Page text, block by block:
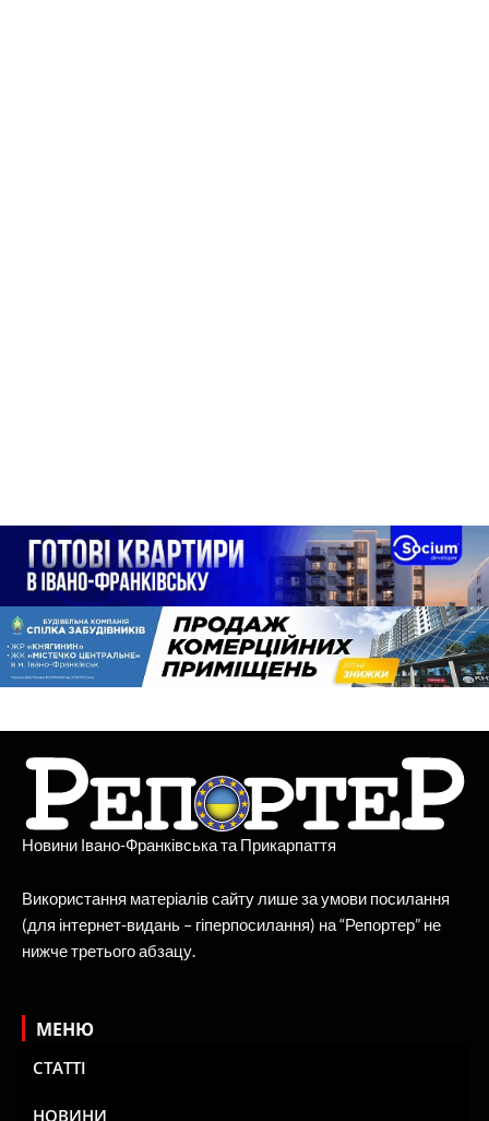
Новини Івано-Франківська та Прикарпаття
Використання матеріалів сайту лише за умови посилання
(для інтернет-видань – гіперпосилання) на “Репортер” не
нижче третього абзацу.
МЕНЮ
СТАТТІ
НОВИНИ